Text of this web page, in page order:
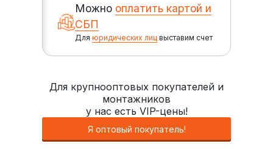
Можно оплатить картой и
СБП
Дляюридических лиц выставим счет
Для крупнооптовых покупателей и
монтажников
у нас есть VIP-цены!
Я оптовый покупатель!